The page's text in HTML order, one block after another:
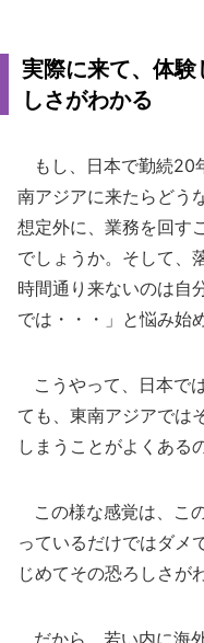
実際に来て、体験
しさがわかる
もし、日本で勤続20
南アジアに来たらどう
想定外に、業務を回す
でしょうか。そして、
時間通り来ないのは自
では・・・」と悩み始
こうやって、日本で
ても、東南アジアでは
しまうことがよくある
この様な感覚は、こ
っているだけではダメ
じめてその恐ろしさが
だから、若い内に海